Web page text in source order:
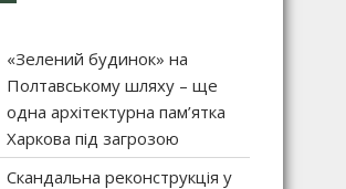
«Зелений будинок» на
Полтавському шляху – ще
одна архітектурна пам’ятка
Харкова під загрозою
Скандальна реконструкція у